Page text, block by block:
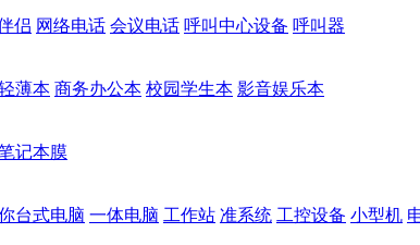
侣 网络电话 会议电话 呼叫中心设备 呼叫器
薄本 商务办公本 校园学生本 影音娱乐本
记本膜
台式电脑 一体电脑 工作站 准系统 工控设备 小型机